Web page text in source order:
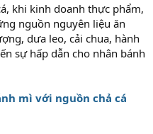
khi kinh doanh thực phẩm,
nguồn nguyên liệu ăn
dưa leo, cải chua, hành
sự hấp dẫn cho nhân bánh
mì với nguồn chả cá